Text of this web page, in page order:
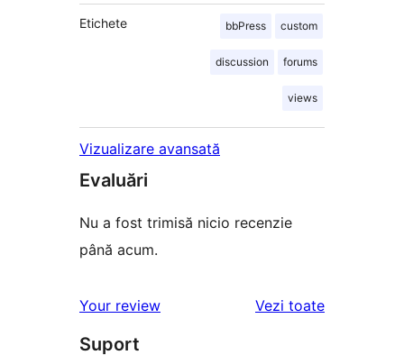
Etichete bbPress custom
discussion forums
views
Vizualizare avansată
Evaluări
Nu a fost trimisă nicio recenzie
până acum.
Your review Vezi toaterecenziile
Suport